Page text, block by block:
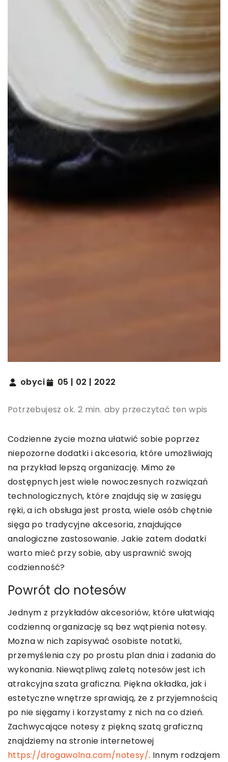
obyci 05 | 02 | 2022
Potrzebujesz ok. 2 min. aby przeczytać ten wpis
Codzienne życie można ułatwić sobie poprzez
niepozorne dodatki i akcesoria, które umożliwiają
na przykład lepszą organizację. Mimo że
dostępnych jest wiele nowoczesnych rozwiązań
technologicznych, które znajdują się w zasięgu
ręki, a ich obsługa jest prosta, wiele osób chętnie
sięga po tradycyjne akcesoria, znajdujące
analogiczne zastosowanie. Jakie zatem dodatki
warto mieć przy sobie, aby usprawnić swoją
codzienność?
Powrót do notesów
Jednym z przykładów akcesoriów, które ułatwiają
codzienną organizację są bez wątpienia notesy.
Można w nich zapisywać osobiste notatki,
przemyślenia czy po prostu plan dnia i zadania do
wykonania. Niewątpliwą zaletą notesów jest ich
atrakcyjna szata graficzna. Piękna okładka, jak i
estetyczne wnętrze sprawiają, że z przyjemnością
po nie sięgamy i korzystamy z nich na co dzień.
Zachwycające notesy z piękną szatą graficzną
znajdziemy na stronie internetowej
https://drogawolna.com/notesy/. Innym rodzajem